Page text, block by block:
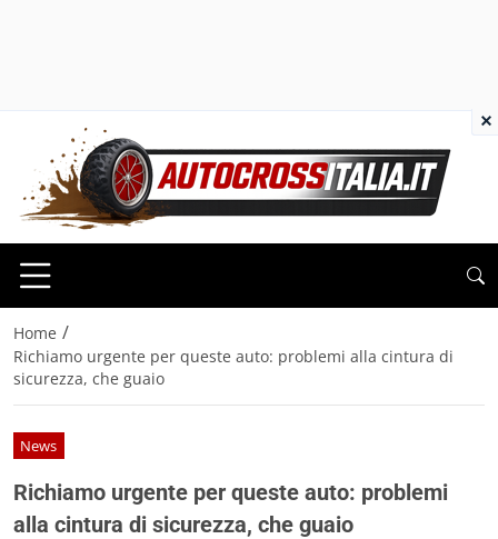
Home /
Richiamo urgente per queste auto: problemi alla cintura di
sicurezza, che guaio
News
Richiamo urgente per queste auto: problemi
alla cintura di sicurezza, che guaio
×